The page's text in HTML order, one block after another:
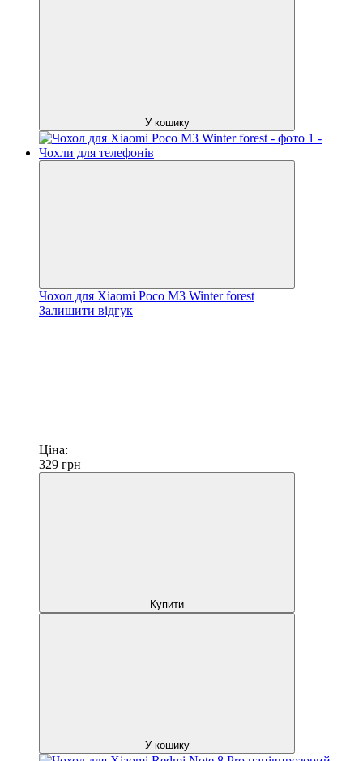
У кошику
Чохол для Xiaomi Poco M3 Winter forest
Залишити відгук
Ціна:
329 грн
Купити
У кошику